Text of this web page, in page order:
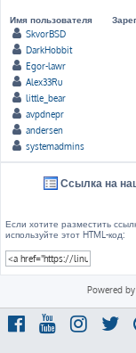
Имя пользователя
SkvorBSD
DarkHobbit
Egor-lawr
Alex33Ru
little_bear
avpdnepr
andersen
systemadmins
Ссылка на
Если хотите разместить
используйте этот HTML-код:
Powered by